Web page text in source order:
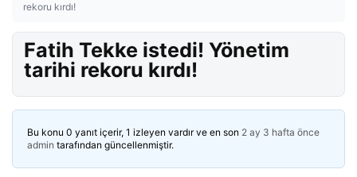
rekoru kırdı!
Fatih Tekke istedi! Yönetim
tarihi rekoru kırdı!
Bu konu 0 yanıt içerir, 1 izleyen vardır ve en son 2 ay 3 hafta önce
admin tarafından güncellenmiştir.